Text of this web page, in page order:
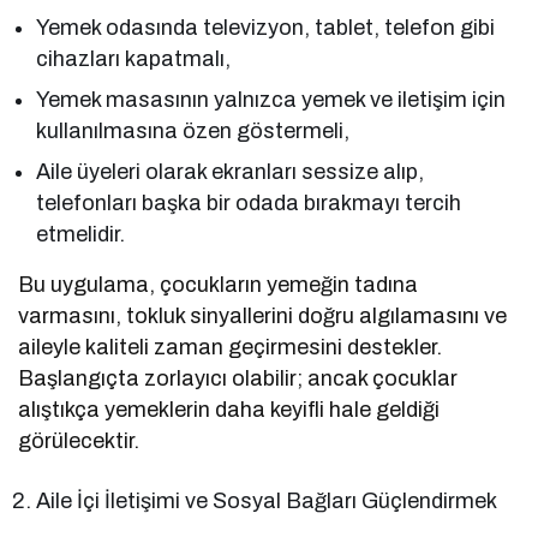
Yemek odasında televizyon, tablet, telefon gibi
cihazları kapatmalı,
Yemek masasının yalnızca yemek ve iletişim için
kullanılmasına özen göstermeli,
Aile üyeleri olarak ekranları sessize alıp,
telefonları başka bir odada bırakmayı tercih
etmelidir.
Bu uygulama, çocukların yemeğin tadına
varmasını, tokluk sinyallerini doğru algılamasını ve
aileyle kaliteli zaman geçirmesini destekler.
Başlangıçta zorlayıcı olabilir; ancak çocuklar
alıştıkça yemeklerin daha keyifli hale geldiği
görülecektir.
Aile İçi İletişimi ve Sosyal Bağları Güçlendirmek